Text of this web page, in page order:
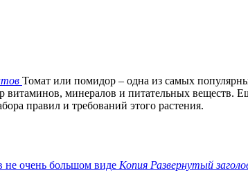
Томат или помидор – одна из самых
минералов и питательных веществ.
правил и требований этого растения.
Копия Развернутый